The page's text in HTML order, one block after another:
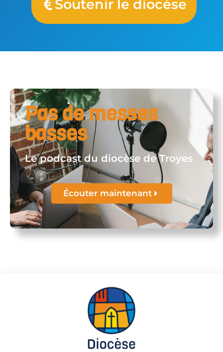
Soutenir le diocèse
Pas de messes
basses
Le podcast du diocèse de Troyes
Écouter maintenant